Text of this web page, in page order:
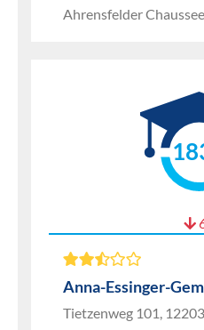
Ahrensfelder
Anna-Essinger-
Tietzenweg 101,